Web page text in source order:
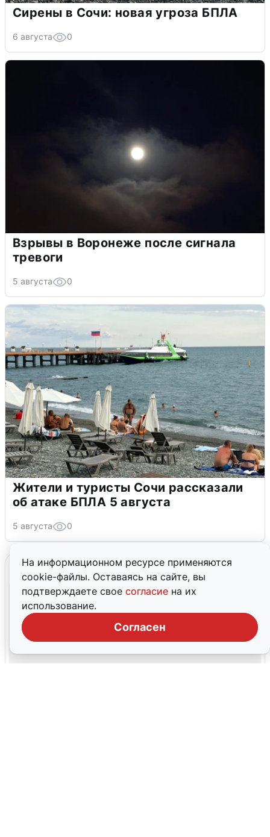
На информационном ресурсе применяются
cookie-файлы. Оставаясь на сайте, вы
подтверждаете свое согласие на их
использование.
Согласен
Сирены в Сочи: новая угроза БПЛА
6 августа 0
Взрывы в Воронеже после сигнала
тревоги
5 августа 0
Жители и туристы Сочи рассказали
об атаке БПЛА 5 августа
5 августа 0